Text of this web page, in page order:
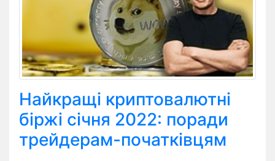
Найкращі криптовалютні
біржі січня 2022: поради
трейдерам-початківцям